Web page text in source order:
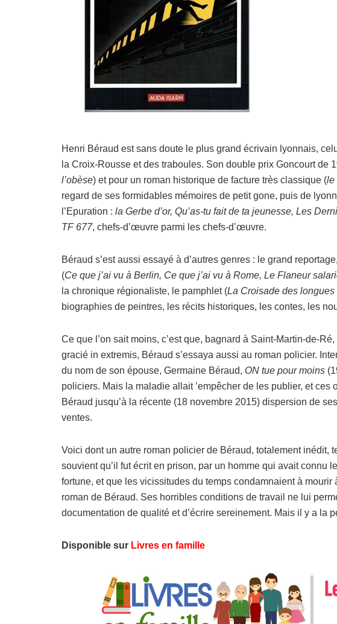
Henri Béraud est sans doute le plus grand écrivain lyonnais,
la Croix-Rousse et des traboules. Son double prix Goncourt de
l’obèse) et pour un roman historique de facture très classique (le
regard de ses formidables mémoires de petit gone, puis de
l’Epuration : la Gerbe d’or, Qu’as-tu fait de ta jeunesse, Les
TF 677, chefs-d’œuvre parmi les chefs-d’œuvre.
Béraud s’est aussi essayé à d’autres genres : le grand
(Ce que j’ai vu à Berlin, Ce que j’ai vu à Rome, Le Flaneur
la chronique régionaliste, le pamphlet (La Croisade des
biographies de peintres, les récits historiques, les contes, les
Ce que l’on sait moins, c’est que, bagnard à Saint-Martin-de-
gracié in extremis, Béraud s’essaya aussi au roman policier.
du nom de son épouse, Germaine Béraud, ON tue pour moins
policiers. Mais la maladie allait ’empêcher de les publier, et ces
Béraud jusqu’à la récente (18 novembre 2015) dispersion de
ventes.
Voici dont un autre roman policier de Béraud, totalement inédit,
souvient qu’il fut écrit en prison, par un homme qui avait connu
fortune, et que les vicissitudes du temps condamnaient à mourir
roman de Béraud. Ses horribles conditions de travail ne lui
documentation de qualité et d’écrire sereinement. Mais il y a la
Disponible sur Livres en famille